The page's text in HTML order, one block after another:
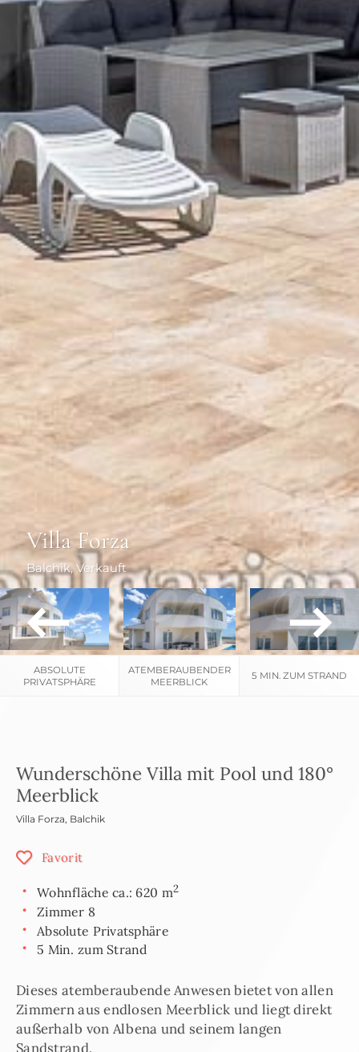
Villa Forza
Balchik, Verkauft
ABSOLUTE
PRIVATSPHÄRE
ATEMBERAUBENDER
MEERBLICK
5 MIN. ZUM STRAND
Wunderschöne Villa mit Pool und 180°
Meerblick
Villa Forza, Balchik
Favorit
Wohnfläche ca.: 620 m2
Zimmer 8
Absolute Privatsphäre
5 Min. zum Strand
Dieses atemberaubende Anwesen bietet von allen
Zimmern aus endlosen Meerblick und liegt direkt
außerhalb von Albena und seinem langen
Sandstrand.